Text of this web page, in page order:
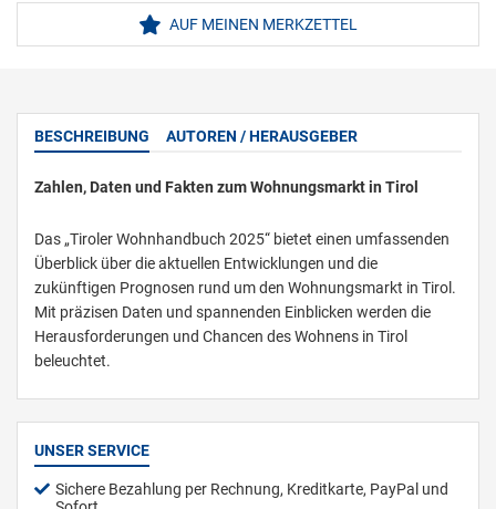
AUF MEINEN MERKZETTEL
BESCHREIBUNG AUTOREN / HERAUSGEBER
Zahlen, Daten und Fakten zum Wohnungsmarkt in Tirol
Das „Tiroler Wohnhandbuch 2025“ bietet einen umfassenden
Überblick über die aktuellen Entwicklungen und die
zukünftigen Prognosen rund um den Wohnungsmarkt in Tirol.
Mit präzisen Daten und spannenden Einblicken werden die
Herausforde­rungen und Chancen des Wohnens in Tirol
beleuchtet.
UNSER SERVICE
Sichere Bezahlung per Rechnung, Kreditkarte, PayPal und